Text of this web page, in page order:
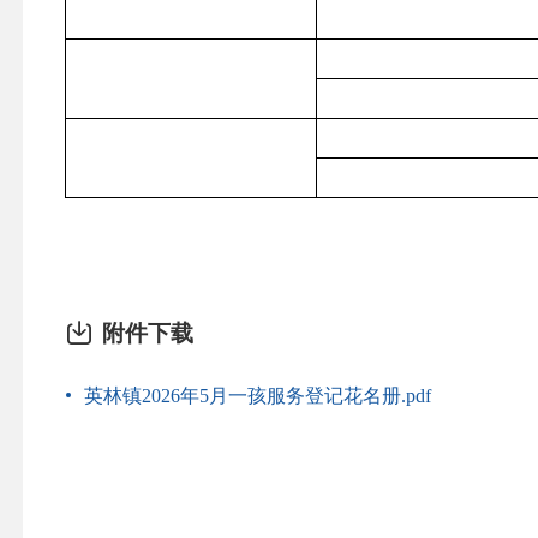
附件下载
英林镇2026年5月一孩服务登记花名册.pdf